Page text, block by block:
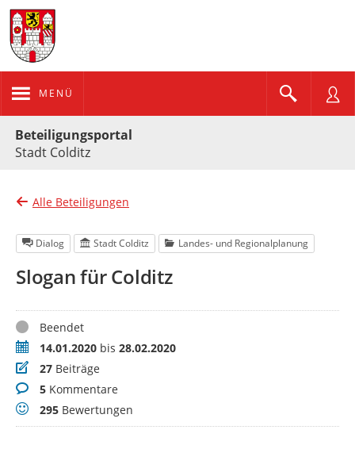
MENÜ
Beteiligungsportal
Stadt Colditz
Alle Beteiligungen
Dialog Stadt Colditz Landes- und Regionalplanung
Slogan für Colditz
StatusBeendet
Zeitraum14.01.2020 bis 28.02.2020
Beiträge
27 Beiträge
Kommentare
5 Kommentare
Bewertungen
295 Bewertungen